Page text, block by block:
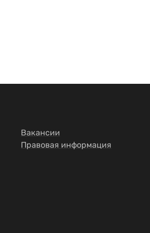
Вакансии
Правовая информация